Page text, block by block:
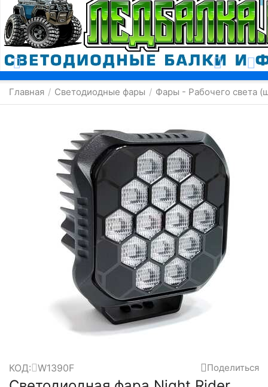
Москва
Главная / Светодиодные фары / Фары - Рабочего света
КОД: W1390F Поделиться